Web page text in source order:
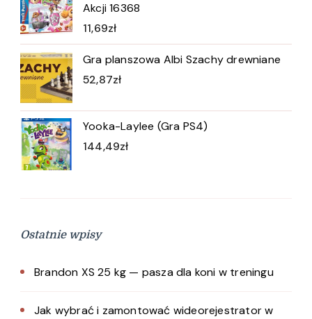
Akcji 16368
11,69zł
Gra planszowa Albi Szachy drewniane
52,87zł
Yooka-Laylee (Gra PS4)
144,49zł
Ostatnie wpisy
Brandon XS 25 kg — pasza dla koni w treningu
Jak wybrać i zamontować wideorejestrator w